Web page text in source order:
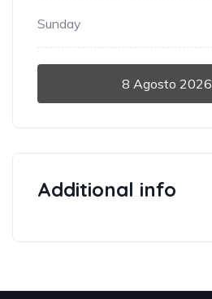
Sunday
8 Agosto 2026
Additional info